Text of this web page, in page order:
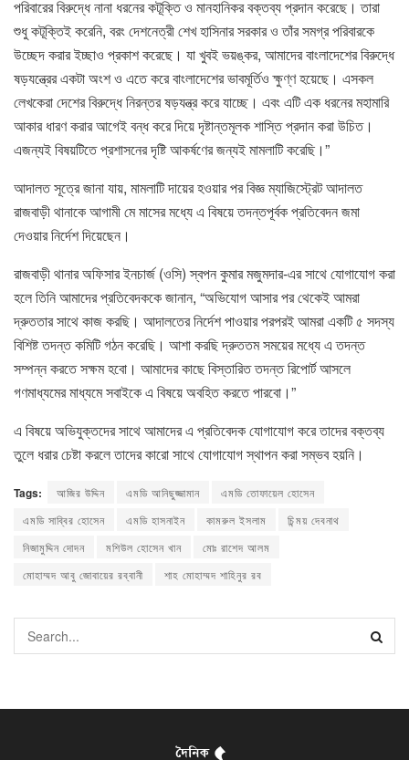
পরিবারের বিরুদ্ধে নানা ধরনের কটূক্তি ও মানহানিকর বক্তব্য প্রদান করেছে। তারা
শুধু কটূক্তিই করেনি, বরং দেশনেত্রী শেখ হাসিনার সরকার ও তাঁর সমগ্র পরিবারকে
উচ্ছেদ করার ইচ্ছাও প্রকাশ করেছে। যা খুবই ভয়ঙ্কর, আমাদের বাংলাদেশের বিরুদ্ধে
ষড়যন্ত্রের একটা অংশ ও এতে করে বাংলাদেশের ভাবমূর্তিও ক্ষুণ্ণ হয়েছে। এসকল
লেখকেরা দেশের বিরুদ্ধে নিরন্তর ষড়যন্ত্র করে যাচ্ছে। এবং এটি এক ধরনের মহামারি
আকার ধারণ করার আগেই বন্ধ করে দিয়ে দৃষ্টান্তমূলক শাস্তি প্রদান করা উচিত।
এজন্যই বিষয়টিতে প্রশাসনের দৃষ্টি আকর্ষণের জন্যই মামলাটি করেছি।”
আদালত সূত্রে জানা যায়, মামলাটি দায়ের হওয়ার পর বিজ্ঞ ম্যাজিস্ট্রেট আদালত
রাজবাড়ী থানাকে আগামী মে মাসের মধ্যে এ বিষয়ে তদন্তপূর্বক প্রতিবেদন জমা
দেওয়ার নির্দেশ দিয়েছেন।
রাজবাড়ী থানার অফিসার ইনচার্জ (ওসি) স্বপন কুমার মজুমদার-এর সাথে যোগাযোগ করা
হলে তিনি আমাদের প্রতিবেদককে জানান, “অভিযোগ আসার পর থেকেই আমরা
দ্রুততার সাথে কাজ করছি। আদালতের নির্দেশ পাওয়ার পরপরই আমরা একটি ৫ সদস্য
বিশিষ্ট তদন্ত কমিটি গঠন করেছি। আশা করছি দ্রুততম সময়ের মধ্যে এ তদন্ত
সম্পন্ন করতে সক্ষম হবো। আমাদের কাছে বিস্তারিত তদন্ত রিপোর্ট আসলে
গণমাধ্যমের মাধ্যমে সবাইকে এ বিষয়ে অবহিত করতে পারবো।”
এ বিষয়ে অভিযুক্তদের সাথে আমাদের এ প্রতিবেদক যোগাযোগ করে তাদের বক্তব্য
তুলে ধরার চেষ্টা করলে তাদের কারো সাথে যোগাযোগ স্থাপন করা সম্ভব হয়নি।
Tags: আজির উদ্দিন এমডি আনিছুজ্জামান
এমডি তোফায়েল হোসেন
এমডি সাব্বির হোসেন
এমডি হাসনাইন কামরুল ইসলাম
চিন্ময় দেবনাথ
নিজামুদ্দিন দোদন
মশিউল হোসেন খান
মোঃ রাশেদ আলম
মোহাম্মদ আবু জোবায়ের রব্বানী
শাহ মোহাম্মদ শাহিনুর রব